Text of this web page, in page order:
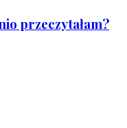
przeczytałam?